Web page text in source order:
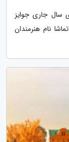
سال جاری جوایز
نام هنرمندان